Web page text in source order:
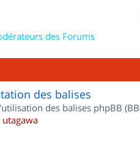
des Forums
des balises
des balises phpBB
utagawa